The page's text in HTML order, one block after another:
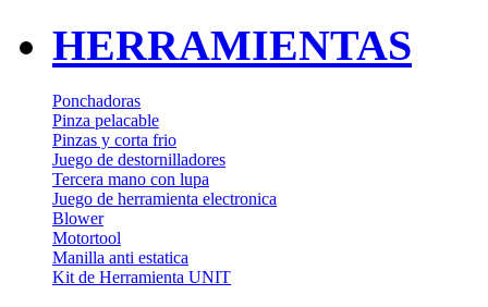
HERRAMIENTAS
Ponchadoras
Pinza pelacable
Pinzas y corta frio
Juego de destornilladores
Tercera mano con lupa
Juego de herramienta electronica
Blower
Motortool
Manilla anti estatica
Kit de Herramienta UNIT